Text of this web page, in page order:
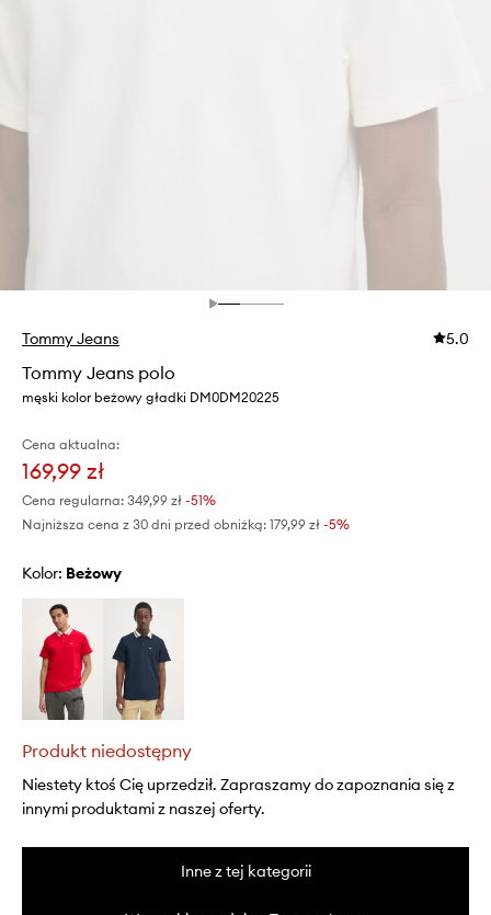
Tommy Jeans 5.0
Tommy Jeans polo
męski kolor beżowy gładki DM0DM20225
Cena aktualna:
169,99 zł
Cena regularna: 349,99 zł -51%
Najniższa cena z 30 dni przed obniżką: 179,99 zł -5%
Kolor: beżowy
Produkt niedostępny
Niestety ktoś Cię uprzedził. Zapraszamy do zapoznania się z
innymi produktami z naszej oferty.
Inne z tej kategorii